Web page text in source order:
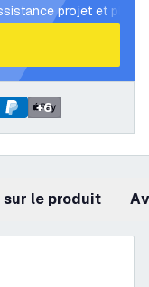
projet et plans
+6
sur le produit